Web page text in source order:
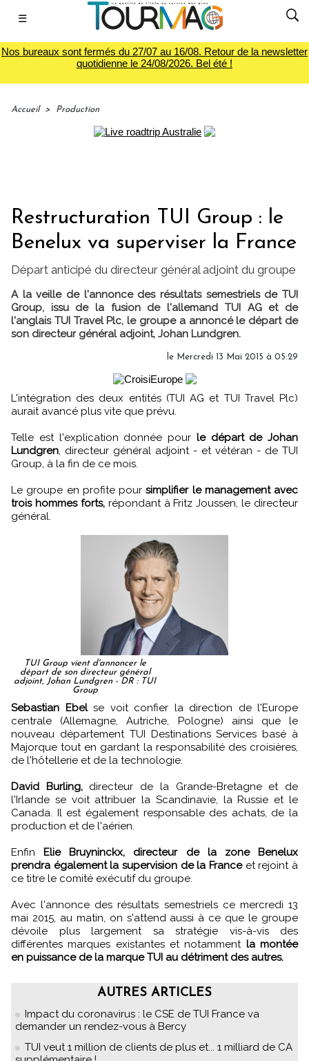
☰
Nos bureaux sont fermés du 27/07 au 16/08. Retour de la newsletter
quotidienne le 24/08/2026. Bel été !
Accueil > Production
Restructuration TUI Group : le
Benelux va superviser la France
Départ anticipé du directeur général adjoint du groupe
A la veille de l'annonce des résultats semestriels de TUI
Group, issu de la fusion de l'allemand TUI AG et de
l'anglais TUI Travel Plc, le groupe a annoncé le départ de
son directeur général adjoint, Johan Lundgren.
le Mercredi 13 Mai 2015 à 05:29
L'intégration des deux entités (TUI AG et TUI Travel Plc)
aurait avancé plus vite que prévu.
Telle est l'explication donnée pour le départ de Johan
Lundgren, directeur général adjoint - et vétéran - de TUI
Group, à la fin de ce mois.
Le groupe en profite poursimplifier le management avec
trois hommes forts,répondant à Fritz Joussen, le directeur
général.
TUI Group vient d'annoncer le
départ de son directeur général
adjoint, Johan Lundgren - DR : TUI
Group
Sebastian Ebelse voit confier la direction de l'Europe
centrale (Allemagne, Autriche, Pologne) ainsi que le
nouveau département TUI Destinations Services basé à
Majorque tout en gardant la responsabilité des croisières,
de l'hôtellerie et de la technologie.
David Burling,directeur de la Grande-Bretagne et de
l'Irlande se voit attribuer la Scandinavie, la Russie et le
Canada. Il est également responsable des achats, de la
production et de l'aérien.
Enfin Elie Bruyninckx, directeur de la zone Benelux
prendra également la supervision de la Franceet rejoint à
ce titre le comité exécutif du groupe.
Avec l'annonce des résultats semestriels ce mercredi 13
mai 2015, au matin, on s'attend aussi à ce que le groupe
dévoile plus largement sa stratégie vis-à-vis des
différentes marques existantes et notamment la montée
en puissance de la marque TUI au détriment des autres.
AUTRES ARTICLES
Impact du coronavirus : le CSE de TUI France va
demander un rendez-vous à Bercy
TUI veut 1 million de clients de plus et... 1 milliard de CA